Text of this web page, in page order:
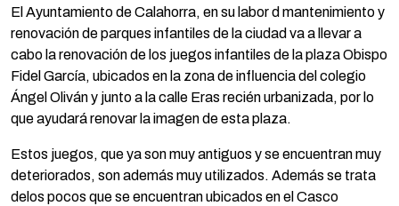
El Ayuntamiento de Calahorra, en su labor d mantenimiento y
renovación de parques infantiles de la ciudad va a llevar a
cabo la renovación de los juegos infantiles de la plaza Obispo
Fidel García, ubicados en la zona de influencia del colegio
Ángel Oliván y junto a la calle Eras recién urbanizada, por lo
que ayudará renovar la imagen de esta plaza.
Estos juegos, que ya son muy antiguos y se encuentran muy
deteriorados, son además muy utilizados. Además se trata
delos pocos que se encuentran ubicados en el Casco